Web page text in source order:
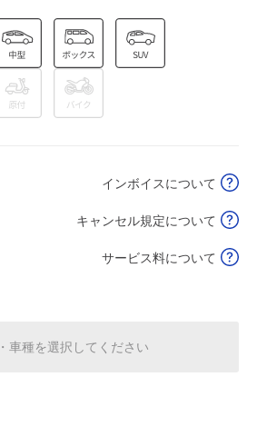
¥1,200
空き3
7:30～23:00
¥1,200
7:30～23:00
空き4
インボイスについて
キャンセル規定について
サービス料について
車種を選択してください